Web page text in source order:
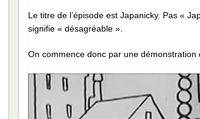
Le titre de l’épisode est Japanicky. Pas «
signifie « désagréable ».
On commence donc par une